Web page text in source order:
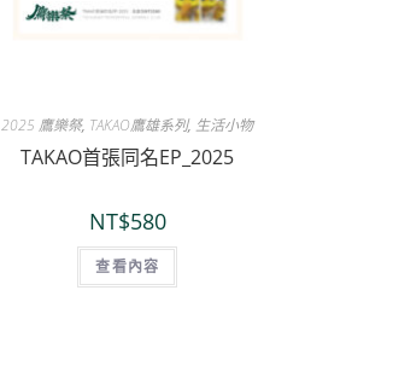
2025 鷹樂祭, TAKAO鷹雄系列, 生活小物
TAKAO首張同名EP_2025
NT$580
查看內容